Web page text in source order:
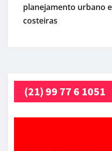
planejamento urbano
costeiras
(21) 99 77 6 1051